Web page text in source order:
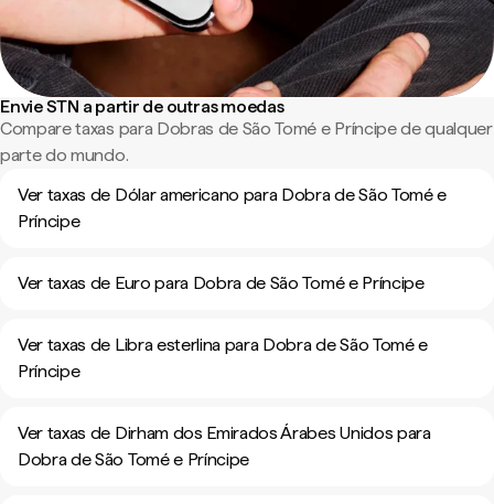
Envie STN a partir de outras moedas
Compare taxas para Dobras de São Tomé e Príncipe de qualquer
parte do mundo.
Ver taxas de Dólar americano para Dobra de São Tomé e
Príncipe
Ver taxas de Euro para Dobra de São Tomé e Príncipe
Ver taxas de Libra esterlina para Dobra de São Tomé e
Príncipe
Ver taxas de Dirham dos Emirados Árabes Unidos para
Dobra de São Tomé e Príncipe